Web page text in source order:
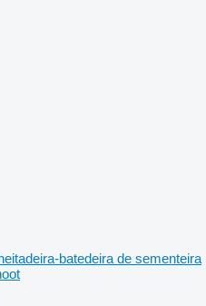
batedeira de sementeira